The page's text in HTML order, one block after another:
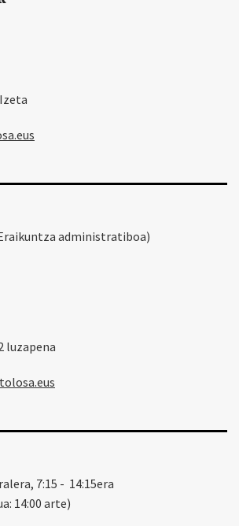
administratiboa)
luzapena
7:15 - 14:15era
14:00 arte)